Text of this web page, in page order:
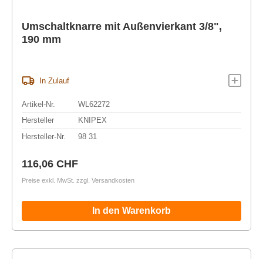
Umschaltknarre mit Außenvierkant 3/8",
190 mm
In Zulauf
Artikel-Nr.
WL62272
Hersteller
KNIPEX
Hersteller-Nr.
98 31
Regulärer Preis:
116,06 CHF
Preise exkl. MwSt. zzgl. Versandkosten
In den Warenkorb